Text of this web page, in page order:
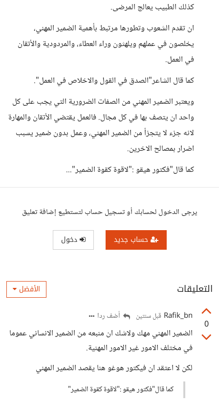
كذلك الطبيب يعالج المرضى.
ان تقدم الشعوب وتطورها مرتبط بأهمية الضمير المهني،
يخلصون في عملهم ويلهثون وراء العطاء، والمردودية والأتقان
في العمل.
كما قال الشاعر"الصدق في القول والاخلاص في العمل".
ويعتبر الضمير المهني من الصفات الضرورية التي يجب على كل
واحد ان يتصف بها في كل مجال. فالعمل يقتضي الأتقان والمهارة
لانه جزء لا يتجزأ من الضمير المهني، وعمل بدون ضمير يسبب
اضرار بمصالح الاخرين.
كما قال"فكتور هيقو :"لاقوة كقوة الضمير"...
يرجى الدخول لحسابك أو تسجيل حساب لتستطيع إضافة تعليق
حساب جديد دخول
التعليقات الأفضل
0
Rafik_bn قبل سنتين أضف ردا
الضمير المهني مهك ولاشك ان منبعه من الضمير الانساني عموما
في مختلف الامور غير الامور المهنية.
لكن لا اعتقد ان فيكتور هوغو هنا يقصد الضمير المهني
كما قال"فكتور هيقو :"لاقوة كقوة الضمير"